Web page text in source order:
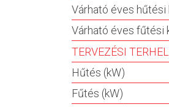
Várható éves hűtési
Várható éves fűtési
TERVEZÉSI
Hűtés (kW)
Fűtés (kW)